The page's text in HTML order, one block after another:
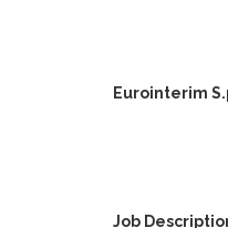
Eurointerim
Job